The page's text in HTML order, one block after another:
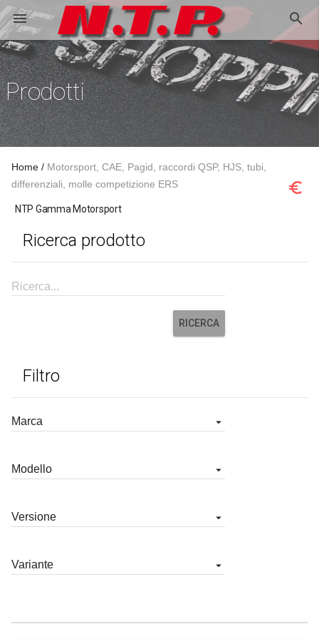
menu search
Prodotti
Home
Motorsport, CAE, Pagid, raccordi QSP, HJS, tubi,
differenziali, molle competizione ERS
euro_symbol
NTP Gamma Motorsport
Ricerca prodotto
Ricerca...
RICERCA
Filtro